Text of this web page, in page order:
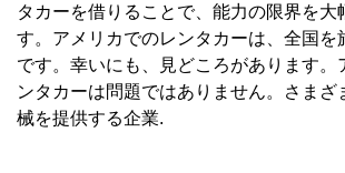
タカーを借りることで、能力の限界を大
す。アメリカでのレンタカーは、全国を
です。幸いにも、見どころがあります。
ンタカーは問題ではありません。さまざ
械を提供する企業.